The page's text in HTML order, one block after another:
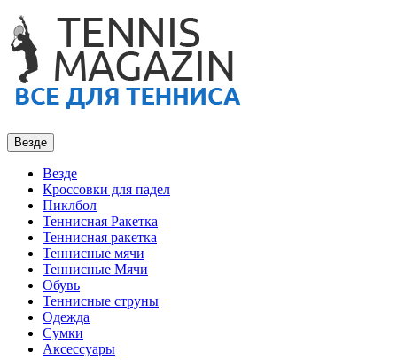
Везде
Везде
Кроссовки для падел
Пиклбол
Теннисная Ракетка
Теннисная ракетка
Теннисные мячи
Теннисные Мячи
Обувь
Теннисные струны
Одежда
Сумки
Аксессуары